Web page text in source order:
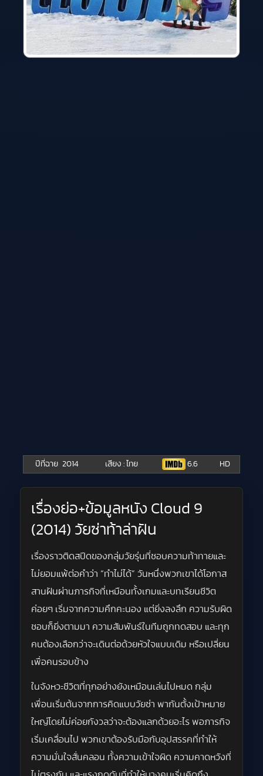
ปีที่ฉาย 2014 เสียง : ไทย 6.6 HD
เรื่องย่อ+ข้อมูลหนัง Cloud 9
(2014) วัยซ่าท้าล่าฝัน
เรื่องราวติดสปีดของกลุ่มวัยรุ่นที่ชอบความท้าทายและ
ไม่ยอมแพ้ต่อคำว่า “ทำไม่ได้” วันหนึ่งพวกเขาได้โอกาส
สานฝันผ่านภารกิจที่เหมือนทั้งเกมและบทเรียนชีวิต
ค่อยๆ เริ่มจากความคึกคะนอง แต่ยิ่งลงลึก ความรับผิด
ชอบก็ยิ่งตามมา ความสัมพันธ์ในทีมถูกทดสอบ และทุก
คนต้องเลือกว่าจะเดินต่อด้วยหัวใจแบบเดิม หรือเปลี่ยน
เพื่อคนรอบข้าง
ในจังหวะชีวิตที่ทุกอย่างยังเหมือนเล่นไปหมด กลุ่ม
เพื่อนเริ่มต้นจากการคิดแบบวัยซ่า พากันตั้งเป้าหมาย
ใหญ่โดยไม่ค่อยกังวลว่าจะต้องแลกด้วยอะไร พอภารกิจ
เริ่มเคลื่อนไป พวกเขาต้องรับมือกับอุปสรรคที่ทำให้
ความมั่นใจสั่นคลอน ทั้งความเข้าใจผิด ความคาดหวังที่